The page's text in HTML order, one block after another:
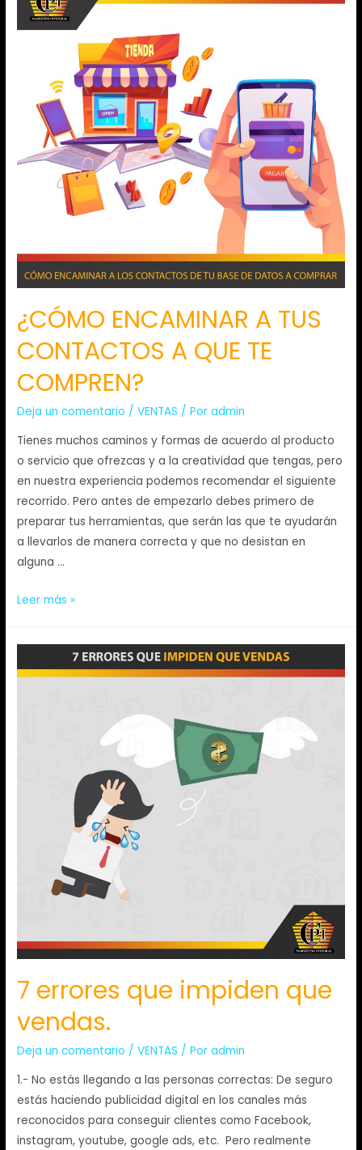
¿CÓMO ENCAMINAR A TUS
CONTACTOS A QUE TE
COMPREN?
Deja un comentario /VENTAS / Poradmin
Tienes muchos caminos y formas de acuerdo al producto
o servicio que ofrezcas y a la creatividad que tengas, pero
en nuestra experiencia podemos recomendar el siguiente
recorrido. Pero antes de empezarlo debes primero de
preparar tus herramientas, que serán las que te ayudarán
a llevarlos de manera correcta y que no desistan en
alguna …
Leer más »
7 errores que impiden que
vendas.
Deja un comentario /VENTAS / Poradmin
1.- No estás llegando a las personas correctas: De seguro
estás haciendo publicidad digital en los canales más
reconocidos para conseguir clientes como Facebook,
instagram, youtube, google ads, etc. Pero realmente